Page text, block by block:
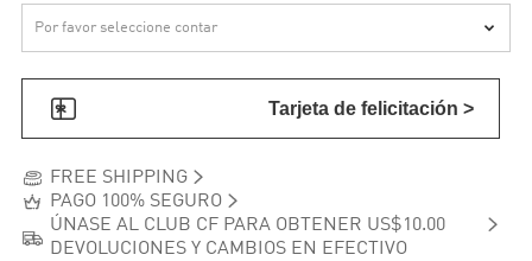

 Tarjeta de felicitación >
 FREE SHIPPING

PAGO 100% SEGURO

ÚNASE AL CLUB CF PARA OBTENER US$10.00
DEVOLUCIONES Y CAMBIOS EN EFECTIVO
